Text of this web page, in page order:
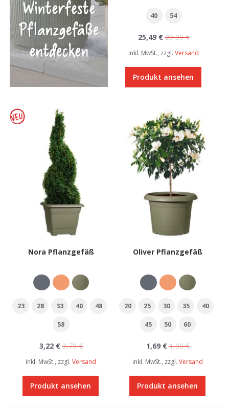
40 54
25,49 € 29,99 €
inkl. MwSt., zzgl.Versand
Produkt ansehen
Nora Pflanzgefäß
23 28 33 40 48
58
3,22 € 3,79 €
inkl. MwSt., zzgl.Versand
Produkt ansehen
Oliver Pflanzgefäß
20 25 30 35 40
45 50 60
1,69 € 1,99 €
inkl. MwSt., zzgl.Versand
Produkt ansehen